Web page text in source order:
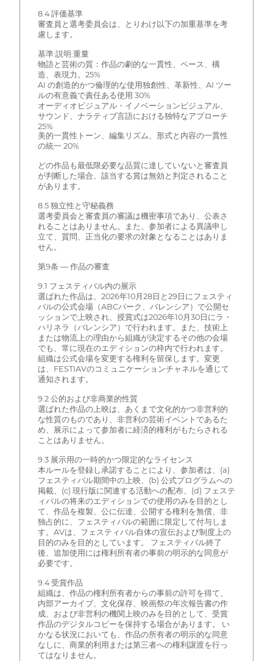
8.4 評価基準
審査員と選考委員会は、とりわけ以下の加重基準を考
慮します。
基準:説明:重量
物語と芸術の質：作品の劇的な一貫性、ペース、構
造、表現力。25%
AI の創造的かつ倫理的な使用独創性、革新性、AI ツー
ルの有意義で責任ある使用 30%
オーディオビジュアル・イノベーションビジュアル、
サウンド、ナラティブ言語における独特なアプローチ
25%
美的一貫性トーン、編集リズム、形式と内容の一貫性
の統一 20%
どの作品も最低限必要な品質に達していないと審査員
が判断した場合、該当する賞は無効と判定されること
があります。
8.5 独立性と守秘義務
選考委員会と審査員の審議は機密事項であり、公表さ
れることはありません。また、参加者による異議申し
立て、質問、正当化の要求の対象となることはありま
せん。
第9条 — 作品の審査
9.1 フェスティバル内の展示
選ばれた作品は、2026年10月28日と29日にフェスティ
バルの公式会場（ABCパーク、バレンシア）で公開セ
ッションで上映され、授賞式は2026年10月30日にラ・
ハリネラ（バレンシア）で行われます。また、技術上
または物流上の理由から組織が決定するその他の会場
でも、常に現在のエディションの枠内で行われます。
組織は公式会場を変更する権利を留保します。変更
は、FESTIAVのコミュニケーションチャネルを通じて
通知されます。
9.2 公的および非商業的性質
選ばれた作品の上映は、あくまで文化的かつ非営利的
な性質のものであり、非営利の芸術イベントであるた
め、展示によって参加者に経済的権利がもたらされる
ことはありません。
9.3 展示用の一時的かつ限定的なライセンス
本ルールを登録し承諾することにより、参加者は、(a)
フェスティバル期間中の上映、(b) 公式プログラムへの
掲載、(c) 現行版に関連する活動への配布、(d) フェステ
ィバルの将来のエディションでの使用のみを目的とし
て、作品を複製、公に伝達、公開する権利を無償、非
独占的に、フェスティバルの範囲に限定して付与しま
す。AVは、フェスティバル自体の宣伝および制度上の
目的のみを目的としています。 フェスティバル終了
後、追加使用には権利所有者の事前の明示的な同意が
必要です。
9.4 受賞作品
組織は、作品の権利所有者からの事前の許可を得て、
内部アーカイブ、文化保存、映画祭の年次報告書の作
成、および非営利の機関上映のみを目的として、受賞
作品のデジタルコピーを保持する場合があります。 い
かなる状況においても、作品の所有者の明示的な同意
なしに、商業的利用または第三者への権利譲渡を行っ
てはなりません。